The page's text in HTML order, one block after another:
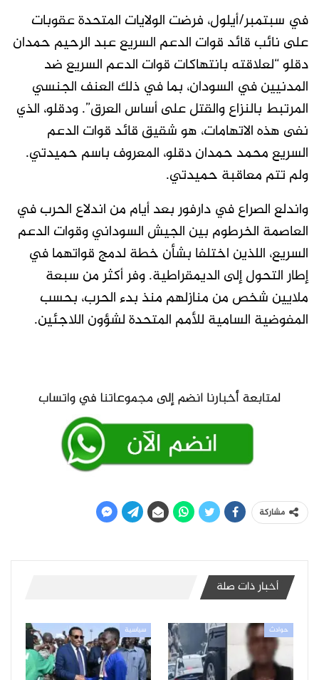
في سبتمبر/أيلول، فرضت الولايات المتحدة عقوبات
على نائب قائد قوات الدعم السريع عبد الرحيم حمدان
دقلو “لعلاقته بانتهاكات قوات الدعم السريع ضد
المدنيين في السودان، بما في ذلك العنف الجنسي
المرتبط بالنزاع والقتل على أساس العرق”. ودقلو، الذي
نفى هذه الاتهامات، هو شقيق قائد قوات الدعم
السريع محمد حمدان دقلو، المعروف باسم حميدتي.
ولم تتم معاقبة حميدتي.
واندلع الصراع في دارفور بعد أيام من اندلاع الحرب في
العاصمة الخرطوم بين الجيش السوداني وقوات الدعم
السريع، اللذين اختلفا بشأن خطة لدمج قواتهما في
إطار التحول إلى الديمقراطية. وفر أكثر من سبعة
ملايين شخص من منازلهم منذ بدء الحرب، بحسب
المفوضية السامية للأمم المتحدة لشؤون اللاجئين.
مشاركة
أخبار ذات صلة
حوادث سياسية